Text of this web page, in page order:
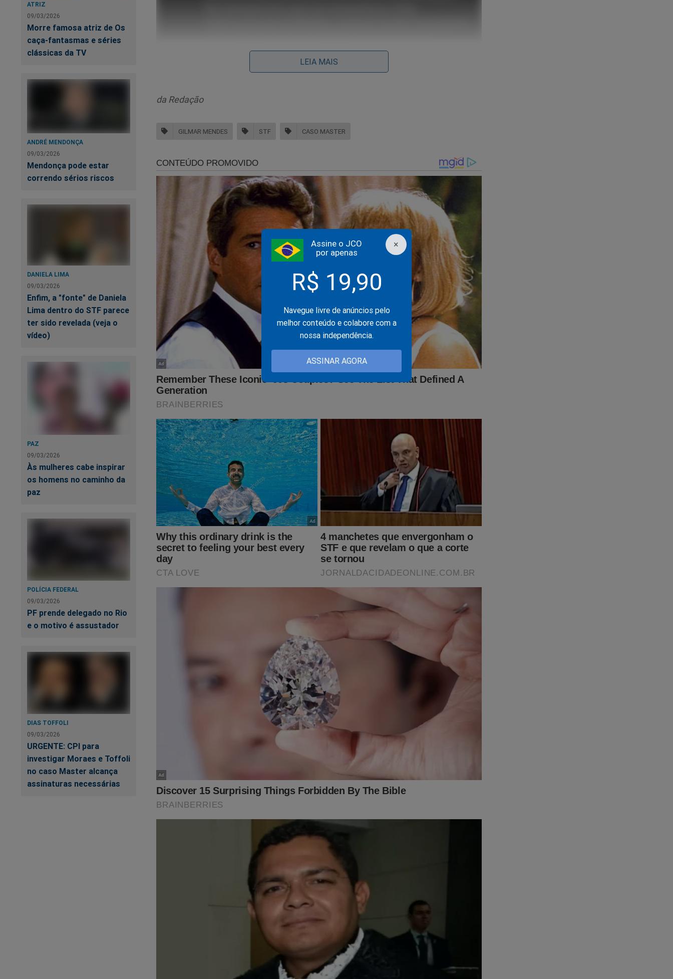
×
Assine o JCO
por apenas
R$ 19,90
Navegue livre de anúncios pelo
melhor conteúdo e colabore com a
nossa independência.
ASSINAR AGORA
ATRIZ
09/03/2026
Morre famosa atriz de Os
caça-fantasmas e séries
clássicas da TV
ANDRÉ MENDONÇA
09/03/2026
Mendonça pode estar
correndo sérios riscos
DANIELA LIMA
09/03/2026
Enfim, a "fonte" de Daniela
Lima dentro do STF parece
ter sido revelada (veja o
vídeo)
PAZ
09/03/2026
Às mulheres cabe inspirar
os homens no caminho da
paz
POLÍCIA FEDERAL
09/03/2026
PF prende delegado no Rio
e o motivo é assustador
DIAS TOFFOLI
09/03/2026
URGENTE: CPI para
investigar Moraes e Toffoli
no caso Master alcança
assinaturas necessárias
URGENTE: Finalmente, um ministro do STF vem à público e se
A arrogância suprema (veja o vídeo)
Jurista dá o “remédio” que a CPI precisa usar contra as decisões
ilegais de Gilmar e Dino (veja o vídeo)
Estamos sobrevivendo graças a ajuda de nossos assinantes e parceiros comerciais. Para
assinante, o que lhe dará o direito de
assistir o primeiro
Revista A Verdade, onde os "assuntos proibidos" no Brasil são revelados. Para assinar, clique
no link:https://assinante.jornaldacidadeonline.com.br/apresentacao
SEU APOIO É MUITO IMPORTANTE! CONTAMOS COM VOCÊ!
LEIA MAIS
da Redação
GILMAR MENDES STF CASO MASTER